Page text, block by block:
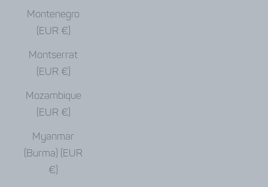
Montenegro
(EUR €)
Montserrat
(EUR €)
Mozambique
(EUR €)
Myanmar
(Burma) (EUR
€)